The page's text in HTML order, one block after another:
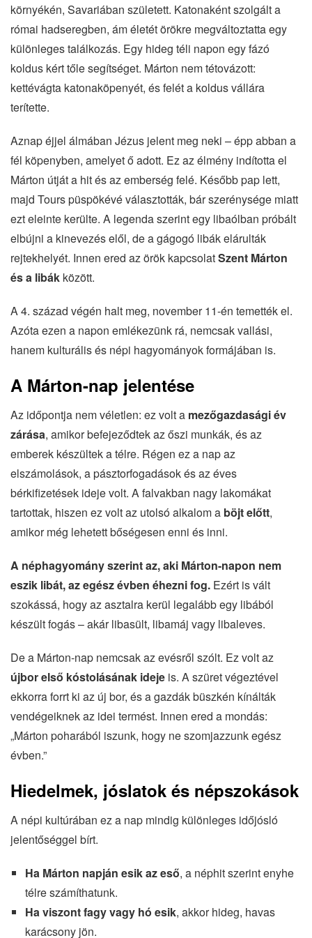
környékén, Savariában született. Katonaként szolgált a
római hadseregben, ám életét örökre megváltoztatta egy
különleges találkozás. Egy hideg téli napon egy fázó
koldus kért tőle segítséget. Márton nem tétovázott:
kettévágta katonaköpenyét, és felét a koldus vállára
terítette.
Aznap éjjel álmában Jézus jelent meg neki – épp abban a
fél köpenyben, amelyet ő adott. Ez az élmény indította el
Márton útját a hit és az emberség felé. Később pap lett,
majd Tours püspökévé választották, bár szerénysége miatt
ezt eleinte kerülte. A legenda szerint egy libaólban próbált
elbújni a kinevezés elől, de a gágogó libák elárulták
rejtekhelyét. Innen ered az örök kapcsolatSzent Márton
és a libák között.
A 4. század végén halt meg, november 11-én temették el.
Azóta ezen a napon emlékezünk rá, nemcsak vallási,
hanem kulturális és népi hagyományok formájában is.
A Márton-nap jelentése
Az időpontja nem véletlen: ez volt a mezőgazdasági év
zárása, amikor befejeződtek az őszi munkák, és az
emberek készültek a télre. Régen ez a nap az
elszámolások, a pásztorfogadások és az éves
bérkifizetések ideje volt. A falvakban nagy lakomákat
tartottak, hiszen ez volt az utolsó alkalom a böjt előtt,
amikor még lehetett bőségesen enni és inni.
A néphagyomány szerint az, aki Márton-napon nem
eszik libát, az egész évben éhezni fog. Ezért is vált
szokássá, hogy az asztalra kerül legalább egy libából
készült fogás – akár libasült, libamáj vagy libaleves.
De a Márton-nap nemcsak az evésről szólt. Ez volt az
újbor első kóstolásának ideje is. A szüret végeztével
ekkorra forrt ki az új bor, és a gazdák büszkén kínálták
vendégeiknek az idei termést. Innen ered a mondás:
„Márton poharából iszunk, hogy ne szomjazzunk egész
évben.”
Hiedelmek, jóslatok és népszokások
A népi kultúrában ez a nap mindig különleges időjósló
jelentőséggel bírt.
Ha Márton napján esik az eső, a néphit szerint enyhe
télre számíthatunk.
Ha viszont fagy vagy hó esik, akkor hideg, havas
karácsony jön.